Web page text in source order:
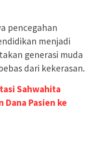
pencegahan
menjadi
generasi muda
dari kekerasan.
Sahwahita
Pasien ke